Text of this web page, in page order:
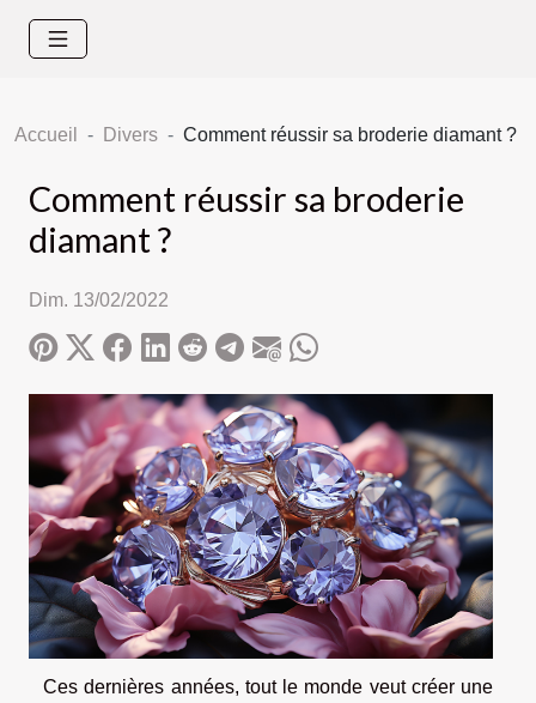
Accueil Divers Comment réussir sa broderie diamant ?
Comment réussir sa broderie
diamant ?
Dim. 13/02/2022
Ces dernières années, tout le monde veut créer une